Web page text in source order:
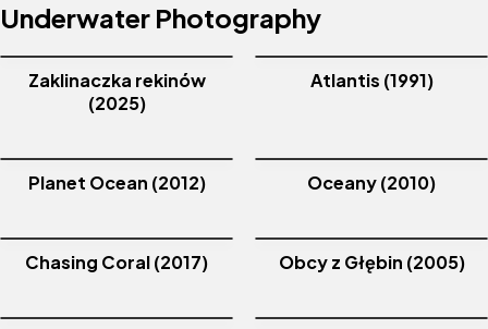
Underwater Photography
Zaklinaczka rekinów
(2025)
Atlantis (1991)
Planet Ocean (2012) Oceany (2010)
Chasing Coral (2017) Obcy z Głębin (2005)